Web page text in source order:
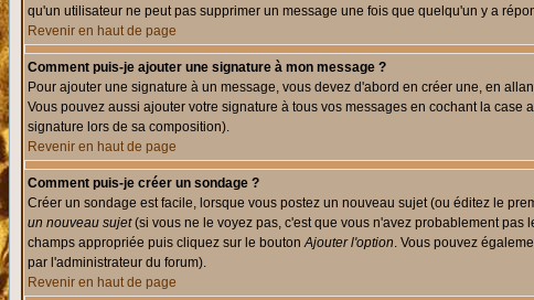
qu'un utilisateur ne peut pas supprimer un message une fois que quelqu'un y a
Revenir en haut de page
Comment puis-je ajouter une signature à mon message ?
Pour ajouter une signature à un message, vous devez d'abord en créer une, en
Vous pouvez aussi ajouter votre signature à tous vos messages en cochant la
signature lors de sa composition).
Revenir en haut de page
Comment puis-je créer un sondage ?
Créer un sondage est facile, lorsque vous postez un nouveau sujet (ou éditez le
un nouveau sujet(si vous ne le voyez pas, c'est que vous n'avez probablement pas
champs appropriée puis cliquez sur le boutonAjouter l'option. Vous pouvez
par l'administrateur du forum).
Revenir en haut de page